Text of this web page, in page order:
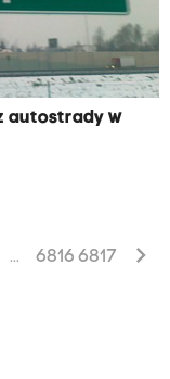
autostrady w
... 6816 6817 chevron_right